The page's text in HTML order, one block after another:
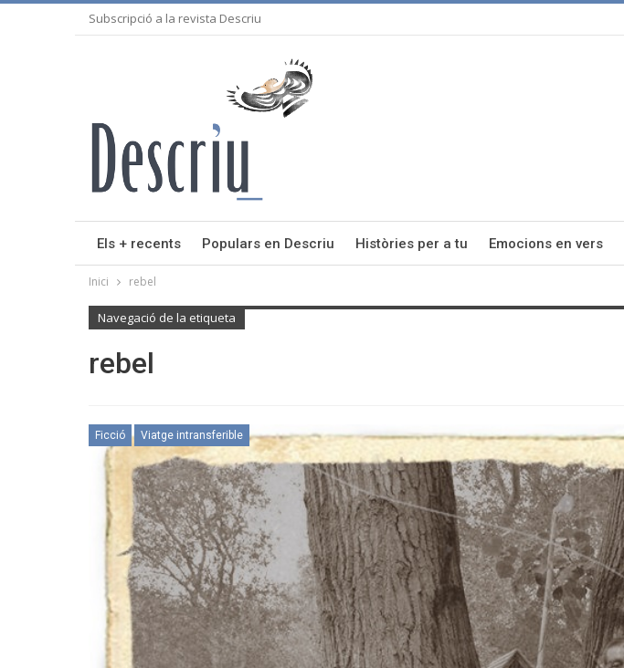
Subscripció a la revista Descriu
Els + recents Populars en Descriu Històries per a tu Emocions en vers
Inici rebel
Navegació de la etiqueta
rebel
Ficció Viatge intransferible